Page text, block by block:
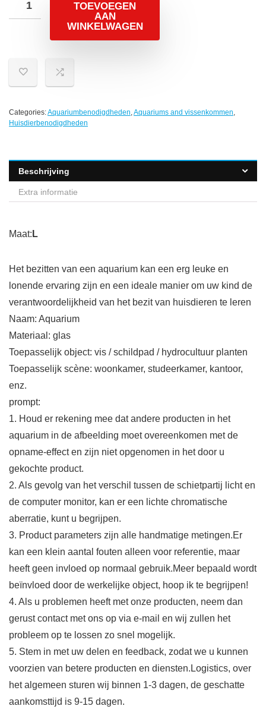
TOEVOEGEN
AAN
WINKELWAGEN
Categories:Aquariumbenodigdheden,Aquariums and vissenkommen,
Huisdierbenodigdheden
Beschrijving
Extra informatie
Maat: L
Het bezitten van een aquarium kan een erg leuke en
lonende ervaring zijn en een ideale manier om uw kind de
verantwoordelijkheid van het bezit van huisdieren te leren
Naam: Aquarium
Materiaal: glas
Toepasselijk object: vis / schildpad / hydrocultuur planten
Toepasselijk scène: woonkamer, studeerkamer, kantoor,
enz.
prompt:
1. Houd er rekening mee dat andere producten in het
aquarium in de afbeelding moet overeenkomen met de
opname-effect en zijn niet opgenomen in het door u
gekochte product.
2. Als gevolg van het verschil tussen de schietpartij licht en
de computer monitor, kan er een lichte chromatische
aberratie, kunt u begrijpen.
3. Product parameters zijn alle handmatige metingen.Er
kan een klein aantal fouten alleen voor referentie, maar
heeft geen invloed op normaal gebruik.Meer bepaald wordt
beïnvloed door de werkelijke object, hoop ik te begrijpen!
4. Als u problemen heeft met onze producten, neem dan
gerust contact met ons op via e-mail en wij zullen het
probleem op te lossen zo snel mogelijk.
5. Stem in met uw delen en feedback, zodat we u kunnen
voorzien van betere producten en diensten.Logistics, over
het algemeen sturen wij binnen 1-3 dagen, de geschatte
aankomsttijd is 9-15 dagen.